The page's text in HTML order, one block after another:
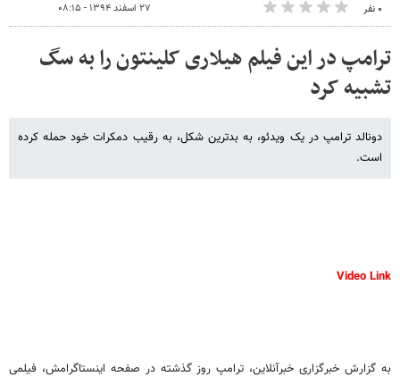
۰ نفر ۲۷ اسفند ۱۳۹۴ - ۰۸:۱۵
ترامپ در این فیلم هیلاری کلینتون را به سگ
تشبیه کرد
دونالد ترامپ در یک ویدئو، به بدترین شکل، به رقیب دمکرات خود حمله کرده
است.
Video Link
به گزارش خبرگزاری خبرآنلاین، ترامپ روز گذشته در صفحه اینستاگرامش، فیلمی